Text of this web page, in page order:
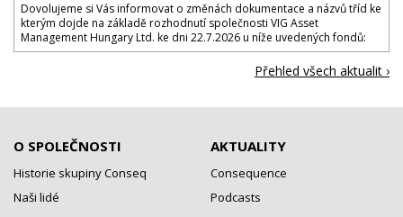
Dovolujeme si Vás informovat o změnách dokumentace a názvů tříd ke
kterým dojde na základě rozhodnutí společnosti VIG Asset
Management Hungary Ltd. ke dni 22.7.2026 u níže uvedených fondů:
Přehled všech aktualit ›
O SPOLEČNOSTI
Historie skupiny Conseq
Naši lidé
AKTUALITY
Consequence
Podcasts